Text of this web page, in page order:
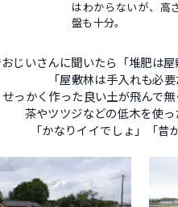
はわからないが、高
盤も十分。
じいさんに聞いたら「堆肥は
「屋敷林は手入れも必
せっかく作った良い土が飛んで
茶やツツジなどの低木を使っ
「かなりイイでしょ」「昔